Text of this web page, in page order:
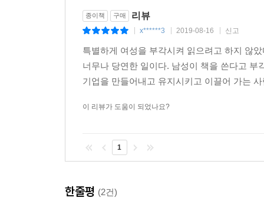
달리고 있는 초기 여성 창업가들에게 좋은 나침반
느낀 문제적 상황을 그냥 견디고 버티는 것에
이들이 보여준 용기 있는 한 걸음이 저자가 자신
일을 되돌아보고 새롭게 도전하고 성장해 나아
바꾸어 나가는 중인 여성들의 이야기『나는 오
“이 책은 창업에 관한 책이 아니다. 자신만의 서
만들어 나가면서 지도 어딘가에 지금까지 없었
종이책 구매 리뷰
x******3 2019-08-16 신고
특별하게 여성을 부각시켜 읽으려고 하지 않
너무나 당연한 일이다. 남성이 책을 쓴다고
기업을 만들어내고 유지시키고 이끌어 가는
이 리뷰가 도움이 되었나요?
1
한줄평 (2건)